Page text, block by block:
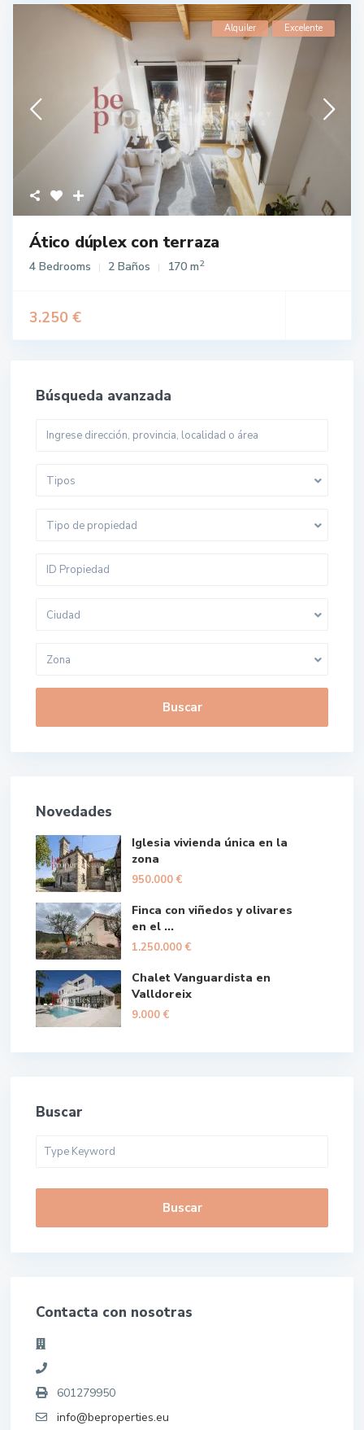
Alquiler Excelente
Ático dúplex con terraza
4 Bedrooms 2 Baños 170 m2
3.250 €
Búsqueda avanzada
Tipos
Tipo de propiedad
Ciudad
Zona
Buscar
Novedades
Iglesia vivienda única en la
zona
950.000 €
Finca con viñedos y olivares
en el ...
1.250.000 €
Chalet Vanguardista en
Valldoreix
9.000 €
Buscar
Buscar
Contacta con nosotras
601279950
info@beproperties.eu